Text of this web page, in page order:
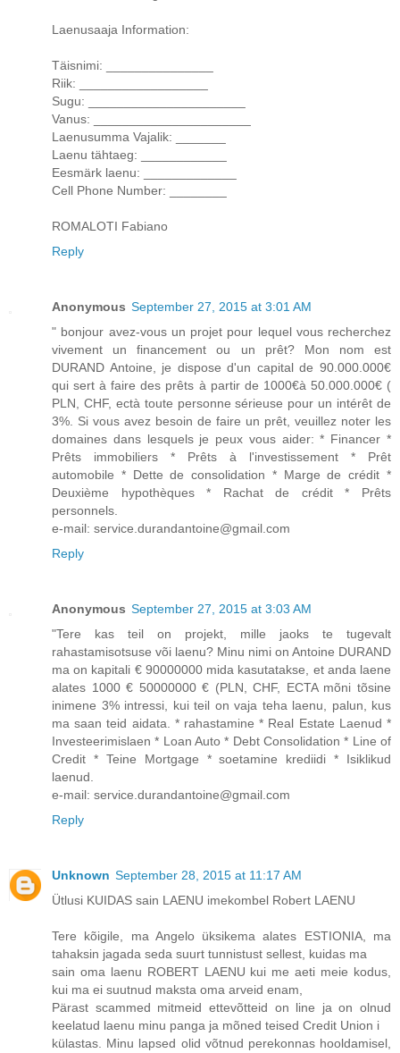
Laenusaaja Information:
Täisnimi: _______________
Riik: __________________
Sugu: ______________________
Vanus: ______________________
Laenusumma Vajalik: _______
Laenu tähtaeg: ____________
Eesmärk laenu: _____________
Cell Phone Number: ________
ROMALOTI Fabiano
Reply
Anonymous September 27, 2015 at 3:01 AM
" bonjour avez-vous un projet pour lequel vous recherchez
vivement un financement ou un prêt? Mon nom est
DURAND Antoine, je dispose d'un capital de 90.000.000€
qui sert à faire des prêts à partir de 1000€à 50.000.000€ (
PLN, CHF, ectà toute personne sérieuse pour un intérêt de
3%. Si vous avez besoin de faire un prêt, veuillez noter les
domaines dans lesquels je peux vous aider: * Financer *
Prêts immobiliers * Prêts à l'investissement * Prêt
automobile * Dette de consolidation * Marge de crédit *
Deuxième hypothèques * Rachat de crédit * Prêts
personnels.
e-mail: service.durandantoine@gmail.com
Reply
Anonymous September 27, 2015 at 3:03 AM
"Tere kas teil on projekt, mille jaoks te tugevalt
rahastamisotsuse või laenu? Minu nimi on Antoine DURAND
ma on kapitali € 90000000 mida kasutatakse, et anda laene
alates 1000 € 50000000 € (PLN, CHF, ECTA mõni tõsine
inimene 3% intressi, kui teil on vaja teha laenu, palun, kus
ma saan teid aidata. * rahastamine * Real Estate Laenud *
Investeerimislaen * Loan Auto * Debt Consolidation * Line of
Credit * Teine Mortgage * soetamine krediidi * Isiklikud
laenud.
e-mail: service.durandantoine@gmail.com
Reply
Unknown September 28, 2015 at 11:17 AM
Ütlusi KUIDAS sain LAENU imekombel Robert LAENU
Tere kõigile, ma Angelo üksikema alates ESTIONIA, ma
tahaksin jagada seda suurt tunnistust sellest, kuidas ma
sain oma laenu ROBERT LAENU kui me aeti meie kodus,
kui ma ei suutnud maksta oma arveid enam,
Pärast scammed mitmeid ettevõtteid on line ja on olnud
keelatud laenu minu panga ja mõned teised Credit Union i
külastas. Minu lapsed olid võtnud perekonnas hooldamisel,